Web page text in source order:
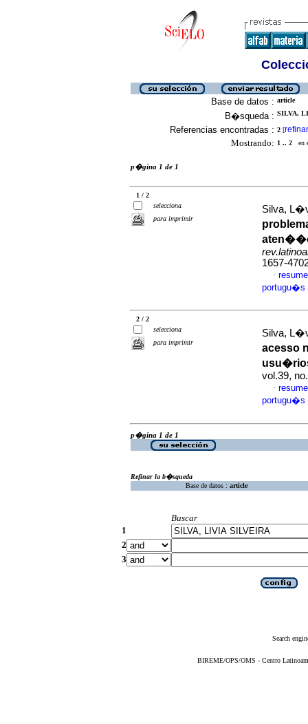
Base de datos : article
B�squeda : SILVA,
Referencias encontradas : 2 [refinar
Mostrando: 1 .. 2 en
p�gina 1 de 1
1 / 2
selecciona
para imprimir
Silva,
1657-
·
portugu�s
2 / 2
selecciona
para imprimir
Silva,
acesso
vol.39,
·
portugu�s
p�gina 1 de 1
Refinar la b�squeda
Base de datos : article
Buscar
1
2
3
Search
BIREME/OPS/OMS - Centro